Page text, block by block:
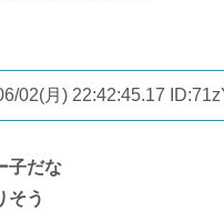
02(月) 22:42:45.17
子だな
そう